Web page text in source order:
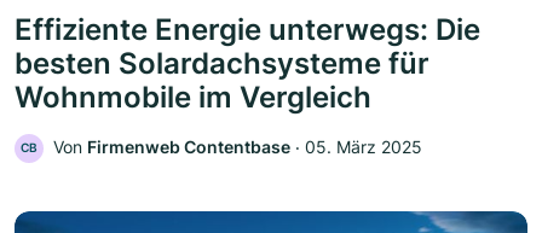
Effiziente Energie unterwegs: Die
besten Solardachsysteme für
Wohnmobile im Vergleich
CB Von Firmenweb Contentbase ‧ 05. März 2025